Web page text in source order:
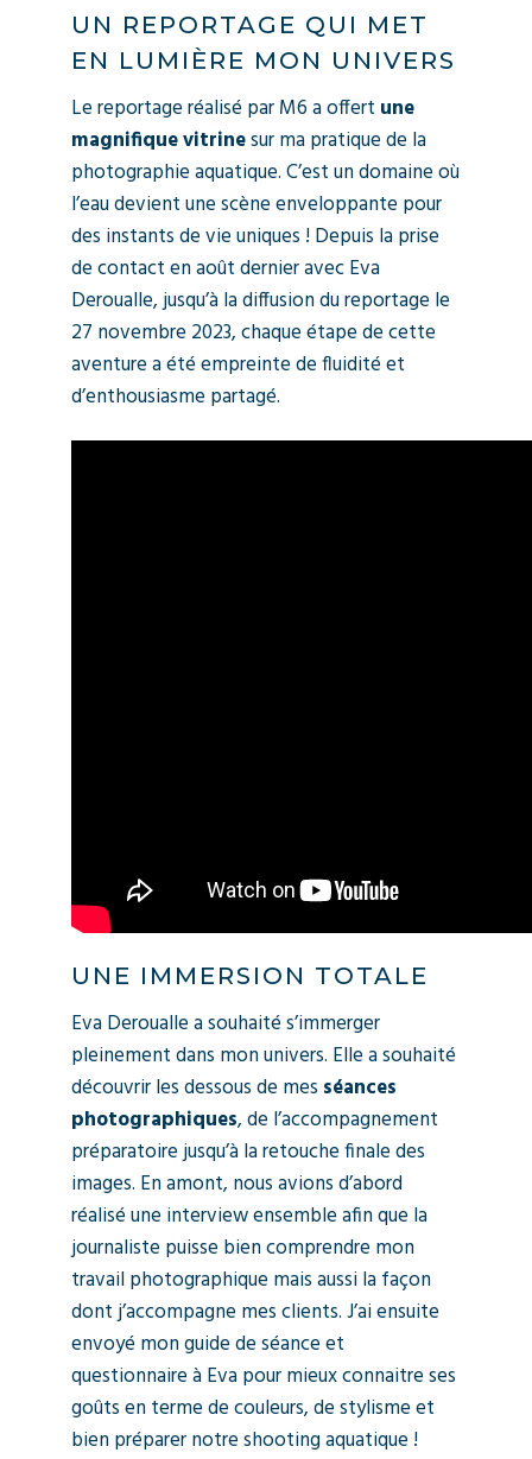
UN REPORTAGE QUI MET
EN LUMIÈRE MON UNIVERS
Le reportage réalisé par M6 a offert une
magnifique vitrinesur ma pratique de la
photographie aquatique. C’est un domaine où
l’eau devient une scène enveloppante pour
des instants de vie uniques ! Depuis la prise
de contact en août dernier avec Eva
Deroualle, jusqu’à la diffusion du reportage le
27 novembre 2023, chaque étape de cette
aventure a été empreinte de fluidité et
d’enthousiasme partagé.
UNE IMMERSION TOTALE
Eva Deroualle a souhaité s’immerger
pleinement dans mon univers. Elle a souhaité
découvrir les dessous de mes séances
photographiques, de l’accompagnement
préparatoire jusqu’à la retouche finale des
images. En amont, nous avions d’abord
réalisé une interview ensemble afin que la
journaliste puisse bien comprendre mon
travail photographique mais aussi la façon
dont j’accompagne mes clients. J’ai ensuite
envoyé mon guide de séance et
questionnaire à Eva pour mieux connaitre ses
goûts en terme de couleurs, de stylisme et
bien préparer notre shooting aquatique !